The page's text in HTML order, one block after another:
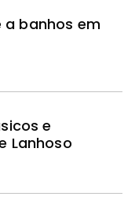
a banhos em
e
Lanhoso